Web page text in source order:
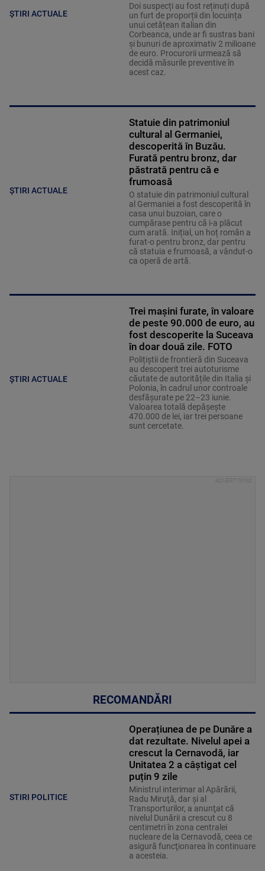
ȘTIRI ACTUALE
Doi suspecți au fost reținuți după
un furt de proporții din locuința
unui cetățean italian din
Corbeanca, unde ar fi sustras bani
și bunuri de aproximativ 2 milioane
de euro. Procurorii urmează să
decidă măsurile preventive în
acest caz.
ȘTIRI ACTUALE
Statuie din patrimoniul
cultural al Germaniei,
descoperită în Buzău.
Furată pentru bronz, dar
păstrată pentru că e
frumoasă
O statuie din patrimoniul cultural
al Germaniei a fost descoperită în
casa unui buzoian, care o
cumpărase pentru că i-a plăcut
cum arată. Inițial, un hoț român a
furat-o pentru bronz, dar pentru
că statuia e frumoasă, a vândut-o
ca operă de artă.
ȘTIRI ACTUALE
Trei mașini furate, în valoare
de peste 90.000 de euro, au
fost descoperite la Suceava
în doar două zile. FOTO
Polițiștii de frontieră din Suceava
au descoperit trei autoturisme
căutate de autoritățile din Italia și
Polonia, în cadrul unor controale
desfășurate pe 22–23 iunie.
Valoarea totală depășește
470.000 de lei, iar trei persoane
sunt cercetate.
RECOMANDĂRI
STIRI POLITICE
Operațiunea de pe Dunăre a
dat rezultate. Nivelul apei a
crescut la Cernavodă, iar
Unitatea 2 a câștigat cel
puțin 9 zile
Ministrul interimar al Apărării,
Radu Miruţă, dar şi al
Transporturilor, a anunţat că
nivelul Dunării a crescut cu 8
centimetri în zona centralei
nucleare de la Cernavodă, ceea ce
asigură funcţionarea în continuare
a acesteia.